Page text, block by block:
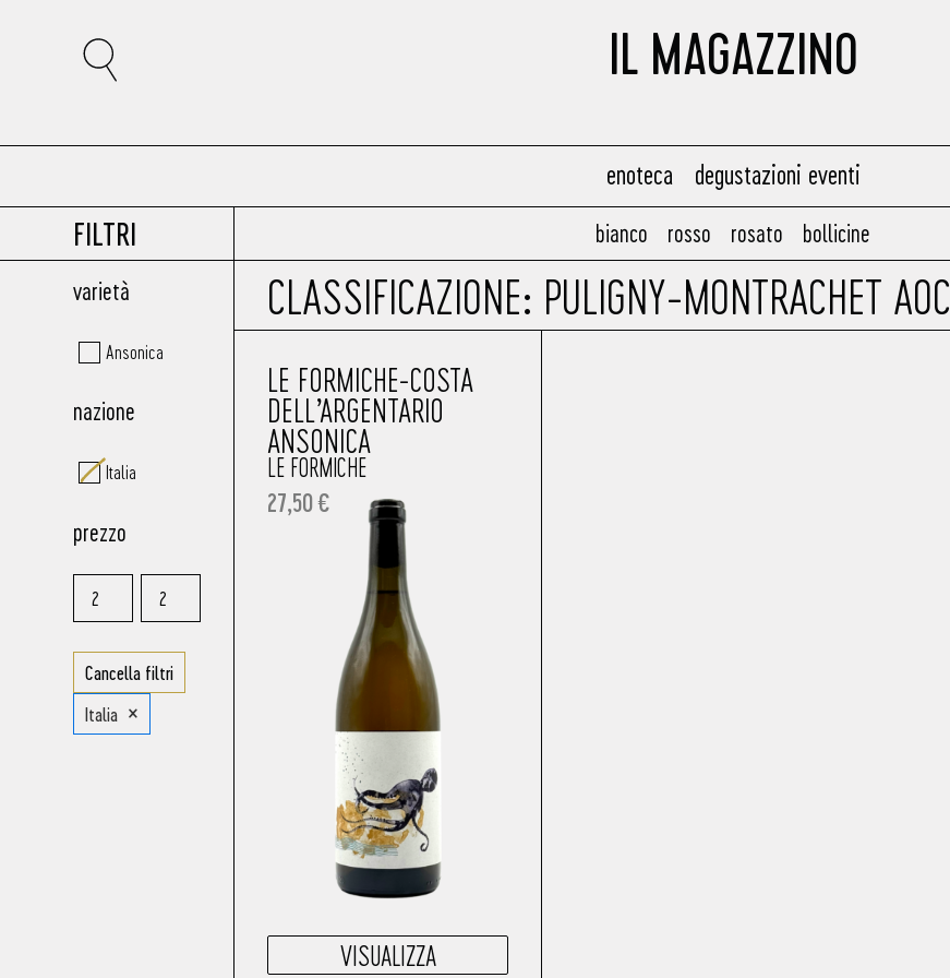
IL MAGAZZINO
enoteca degustazioni eventi
FILTRI bianco rosso rosato bollicine
varietà
Ansonica
nazione
Italia
prezzo
Cancella filtri
Italia ×
CLASSIFICAZIONE: PULIGNY-MONTRACHET AOC
LE FORMICHE-COSTA
DELL’ARGENTARIO
ANSONICA
LE FORMICHE
27,50€
VISUALIZZA